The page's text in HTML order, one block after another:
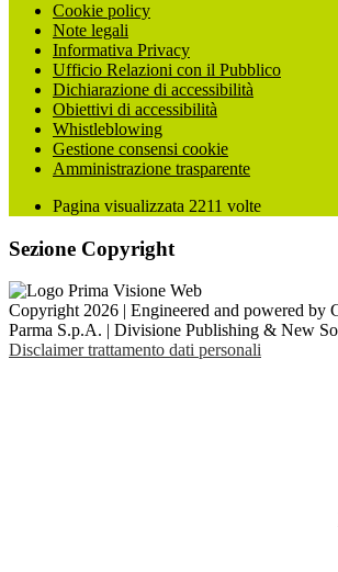
Cookie policy
Note legali
Informativa Privacy
Ufficio Relazioni con il Pubblico
Dichiarazione di accessibilità
Obiettivi di accessibilità
Whistleblowing
Gestione consensi cookie
Amministrazione trasparente
Pagina visualizzata 2211 volte
Sezione Copyright
Copyright 2026 | Engineered and powered by
Parma S.p.A. | Divisione Publishing & New
Disclaimer trattamento dati personali